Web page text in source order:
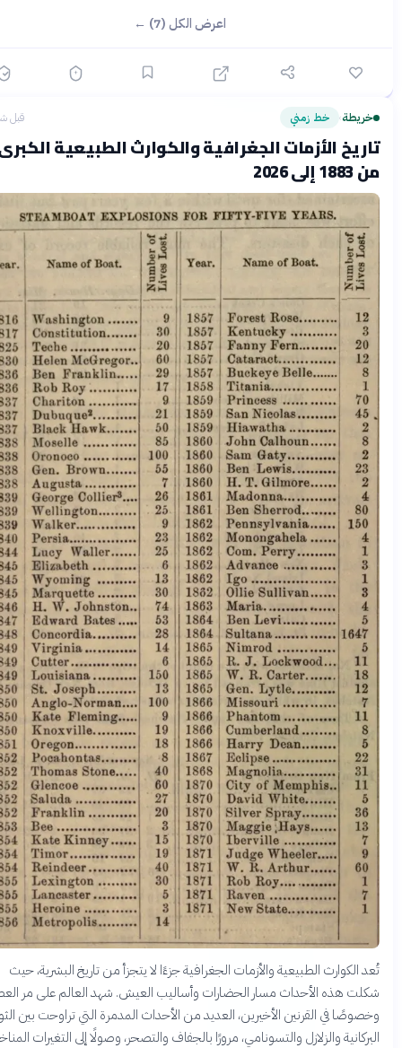
اعرض الكل (7) ←
› خط زمني قبل شهرين
الأزمات الجغرافية والكوارث الطبيعية الكبرى
الكوارث الطبيعية والأزمات الجغرافية جزءًا لا يتجزأ من تاريخ البشرية، حيث
هذه الأحداث مسار الحضارات وأساليب العيش. شهد العالم على مر العصور،
في القرنين الأخيرين، العديد من الأحداث المدمرة التي تراوحت بين الثورات
والزلازل والتسونامي، مرورًا بالجفاف والتصحر، وصولًا إلى التغيرات المناخية